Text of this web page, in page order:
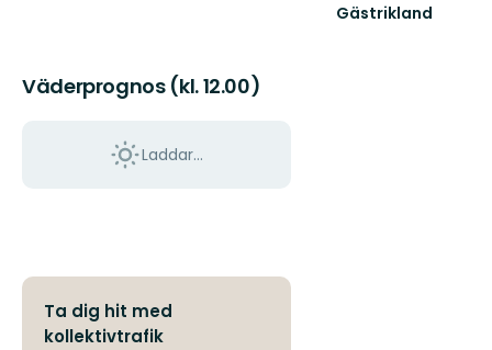
Väderprognos (kl. 12.00)
Laddar...
Ta dig hit med
kollektivtrafik
Gästrikland